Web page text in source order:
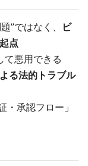
”ではなく、
ビ
点
て悪用できる
る法的トラブル
・承認フロー」